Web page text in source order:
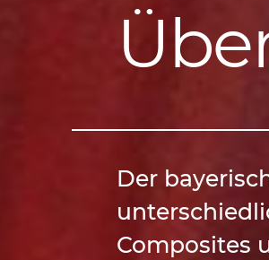
Der
Composites